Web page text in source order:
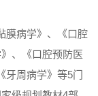
膜病学》、《口腔
、《口腔预防医
牙周病学》等5门